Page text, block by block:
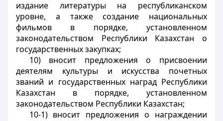
издание литературы на республиканском
уровне, а также создание национальных
фильмов в порядке, установленном
законодательством Республики Казахстан о
государственных закупках;
10) вносит предложения о присвоении
деятелям культуры и искусства почетных
званий и государственных наград Республики
Казахстан в порядке, установленном
законодательством Республики Казахстан;
10-1) вносит предложения о награждении